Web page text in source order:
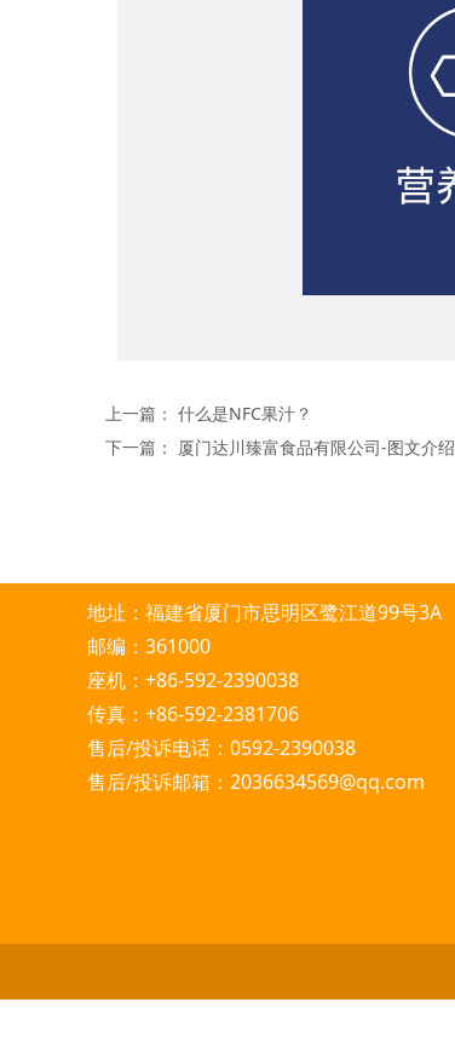
上一篇： 什么是NFC果汁？
下一篇： 厦门达川臻富食品有限公司-图文介绍
地址：福建省厦门市思明区鹭江道99号3A
邮编：361000
座机：+86-592-2390038
传真：+86-592-2381706
售后/投诉电话：0592-2390038
售后/投诉邮箱：2036634569@qq.com